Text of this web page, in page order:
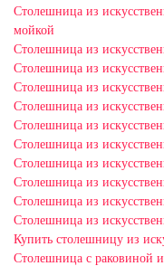
Столешница из
мойкой
Столешница из
Столешница из
Столешница из
Столешница из
Столешница из
Столешница из
Столешница из
Столешница из
Столешница из
Столешница из
Купить столешницу из
Столешница с раковиной